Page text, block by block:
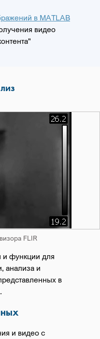
в MATLAB
видео
FLIR
и функции для
анализа и
в
и видео с